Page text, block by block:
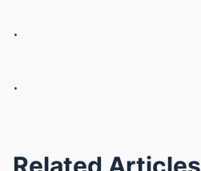
.
.